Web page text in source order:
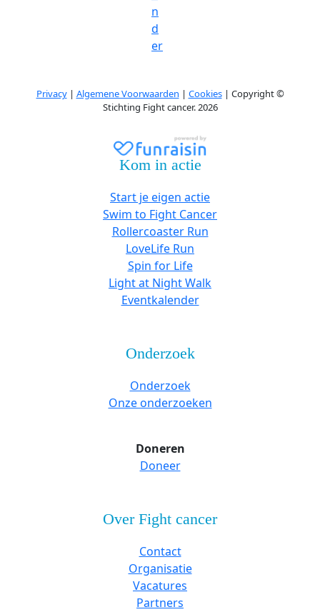
n
d
er
Privacy| Algemene Voorwaarden | Cookies| Copyright ©
Stichting Fight cancer. 2026
Kom in actie
Start je eigen actie
Swim to Fight Cancer
Rollercoaster Run
LoveLife Run
Spin for Life
Light at Night Walk
Eventkalender
Onderzoek
Onderzoek
Onze onderzoeken
Doneren
Doneer
Over Fight cancer
Contact
Organisatie
Vacatures
Partners